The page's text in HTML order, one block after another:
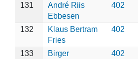
131
André Riis
Ebbesen
402
132
Klaus Bertram
Fries
402
133
Birger
402